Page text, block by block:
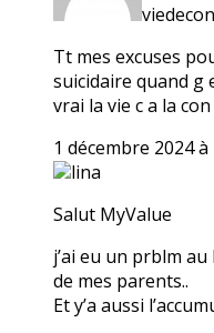
viedecon
Tt mes excuses
suicidaire quand g
vrai la vie c a la
1 décembre 2024
lina
Salut MyValue
j’ai eu un prblm
de mes parents..
Et y’a aussi